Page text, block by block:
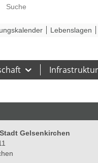
Infrastruktur
Lebenslagen
Gelsenkirchen